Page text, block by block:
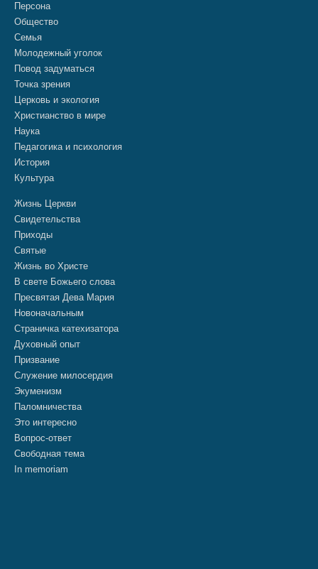
Персона
Общество
Семья
Молодежный уголок
Повод задуматься
Точка зрения
Церковь и экология
Христианство в мире
Наука
Педагогика и психология
История
Культура
Жизнь Церкви
Свидетельства
Приходы
Святые
Жизнь во Христе
В свете Божьего слова
Пресвятая Дева Мария
Новоначальным
Страничка катехизатора
Духовный опыт
Призвание
Служение милосердия
Экуменизм
Паломничества
Это интересно
Вопрос-ответ
Свободная тема
In memoriam